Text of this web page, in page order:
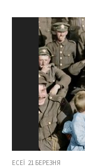
ЕСЕЇ 21 БЕРЕЗНЯ